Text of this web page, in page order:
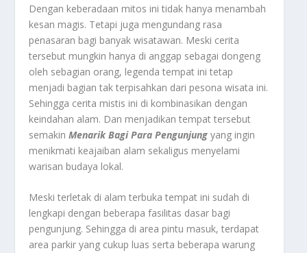
Dengan keberadaan mitos ini tidak hanya menambah
kesan magis. Tetapi juga mengundang rasa
penasaran bagi banyak wisatawan. Meski cerita
tersebut mungkin hanya di anggap sebagai dongeng
oleh sebagian orang, legenda tempat ini tetap
menjadi bagian tak terpisahkan dari pesona wisata ini.
Sehingga cerita mistis ini di kombinasikan dengan
keindahan alam. Dan menjadikan tempat tersebut
semakinMenarik Bagi Para Pengunjung yang ingin
menikmati keajaiban alam sekaligus menyelami
warisan budaya lokal.
Meski terletak di alam terbuka tempat ini sudah di
lengkapi dengan beberapa fasilitas dasar bagi
pengunjung. Sehingga di area pintu masuk, terdapat
area parkir yang cukup luas serta beberapa warung